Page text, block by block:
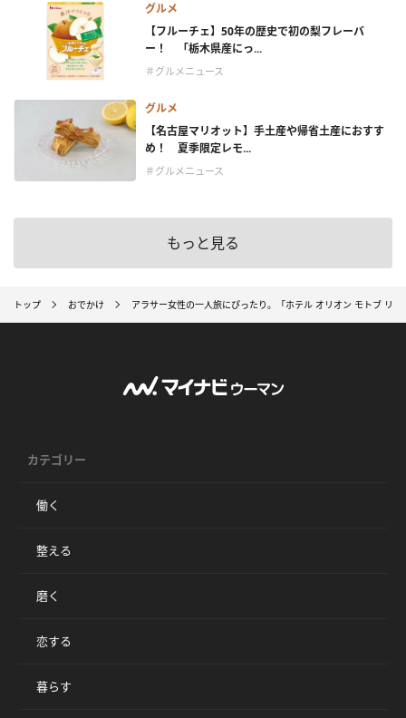
グルメ
【フルーチェ】50年の歴史で初の梨フレーバ
ー！ 「栃木県産にっ...
＃グルメニュース
グルメ
【名古屋マリオット】手土産や帰省土産におすす
め！ 夏季限定レモ...
＃グルメニュース
もっと見る
トップ おでかけ アラサー女性の一人旅にぴったり。「ホテル オリオン モトブ リ
カテゴリー
働く
整える
磨く
恋する
暮らす